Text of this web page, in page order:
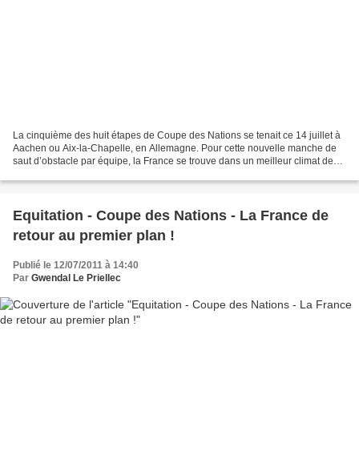
La cinquième des huit étapes de Coupe des Nations se tenait ce 14 juillet à
Aachen ou Aix-la-Chapelle, en Allemagne. Pour cette nouvelle manche de
saut d’obstacle par équipe, la France se trouve dans un meilleur climat de
Equitation - Coupe des Nations - La France de
retour au premier plan !
Publié le 12/07/2011 à 14:40
Par Gwendal Le Priellec